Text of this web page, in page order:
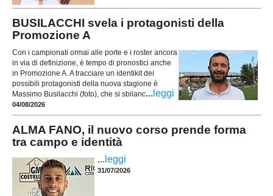
BUSILACCHI svela i protagonisti della
Promozione A
Con i campionati ormai alle porte e i roster ancora
in via di definizione, è tempo di pronostici anche
in Promozione A. A tracciare un identikit dei
possibili protagonisti della nuova stagione è
Massimo Busilacchi (foto), che si sbilanc... leggi
04/08/2026
ALMA FANO, il nuovo corso prende forma
tra campo e identità
... leggi
31/07/2026